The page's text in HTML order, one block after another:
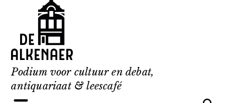
content
Podium voor cultuur en debat,
antiquariaat & leescafé